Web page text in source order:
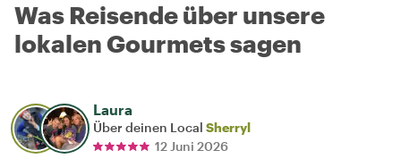
Was Reisende über unsere
lokalen Gourmets sagen
Laura
Über deinen Local Sherryl
12 Juni 2026